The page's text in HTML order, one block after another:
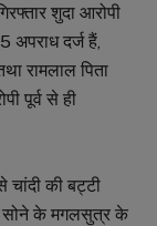
शुदा आरोपी
अपराध दर्ज हैं,
रामलाल पिता
पूर्व से ही
चांदी की बट्टी
सोने के मगलसुत्र के